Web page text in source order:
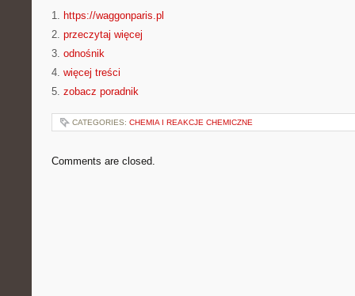
1. https://waggonparis.pl
2. przeczytaj więcej
3. odnośnik
4. więcej treści
5. zobacz poradnik
CATEGORIES: CHEMIA I REAKCJE CHEMICZNE
Comments are closed.